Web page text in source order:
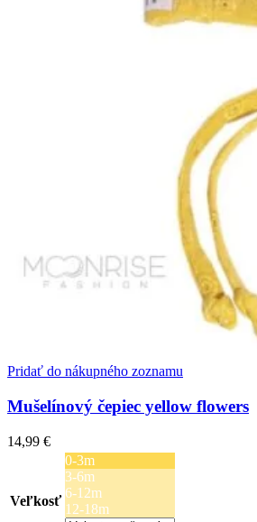
Pridať do nákupného zoznamu
Mušelínový čepiec yellow flowers
14,99 €
Veľkosť
0-3m
3-6m
6-12m
12-18m